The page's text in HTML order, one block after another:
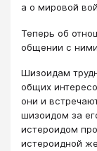
а о мировой
Теперь об
общении с
Шизоидам
общих
они и
шизоидом за
истероидом
истероидной